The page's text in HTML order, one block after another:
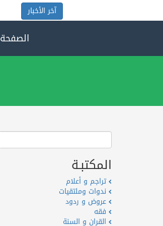
آخر الأخبار
المكتبـة
تراجم و أعلام
ندوات وملتقيات
عروض و ردود
فقه
القران و السنة